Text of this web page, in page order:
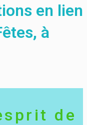
en lien
à
de